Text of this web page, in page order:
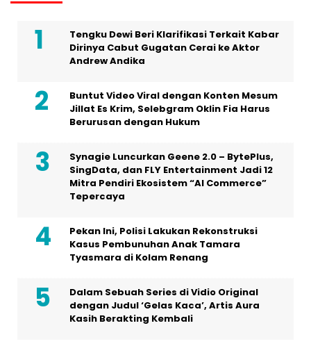
Tengku Dewi Beri Klarifikasi Terkait Kabar
Dirinya Cabut Gugatan Cerai ke Aktor
Andrew Andika
Buntut Video Viral dengan Konten Mesum
Jillat Es Krim, Selebgram Oklin Fia Harus
Berurusan dengan Hukum
Synagie Luncurkan Geene 2.0 – BytePlus,
SingData, dan FLY Entertainment Jadi 12
Mitra Pendiri Ekosistem “AI Commerce”
Tepercaya
Pekan Ini, Polisi Lakukan Rekonstruksi
Kasus Pembunuhan Anak Tamara
Tyasmara di Kolam Renang
Dalam Sebuah Series di Vidio Original
dengan Judul ‘Gelas Kaca’, Artis Aura
Kasih Berakting Kembali